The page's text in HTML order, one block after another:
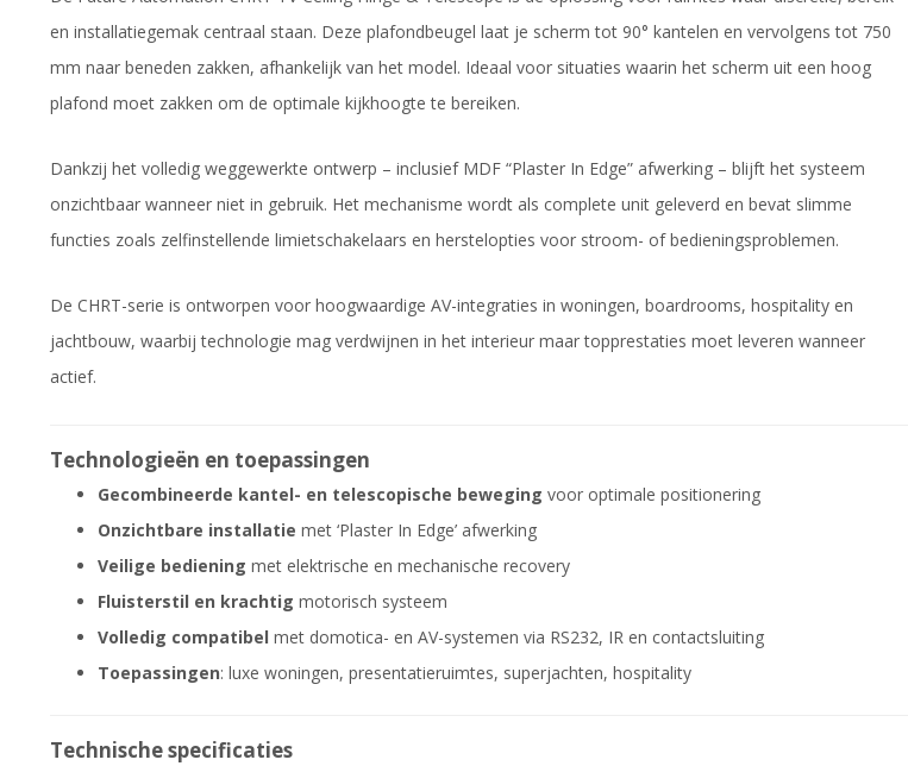
en installatiegemak centraal staan. Deze plafondbeugel laat je scherm tot 90° kantelen en vervolgens tot 750
mm naar beneden zakken, afhankelijk van het model. Ideaal voor situaties waarin het scherm uit een hoog
plafond moet zakken om de optimale kijkhoogte te bereiken.
Dankzij het volledig weggewerkte ontwerp – inclusief MDF “Plaster In Edge” afwerking – blijft het systeem
onzichtbaar wanneer niet in gebruik. Het mechanisme wordt als complete unit geleverd en bevat slimme
functies zoals zelfinstellende limietschakelaars en herstelopties voor stroom- of bedieningsproblemen.
De CHRT-serie is ontworpen voor hoogwaardige AV-integraties in woningen, boardrooms, hospitality en
jachtbouw, waarbij technologie mag verdwijnen in het interieur maar topprestaties moet leveren wanneer
actief.
Technologieën en toepassingen
Gecombineerde kantel- en telescopische beweging voor optimale positionering
Onzichtbare installatie met ‘Plaster In Edge’ afwerking
Veilige bediening met elektrische en mechanische recovery
Fluisterstil en krachtig motorisch systeem
Volledig compatibel met domotica- en AV-systemen via RS232, IR en contactsluiting
Toepassingen: luxe woningen, presentatieruimtes, superjachten, hospitality
Technische specificaties